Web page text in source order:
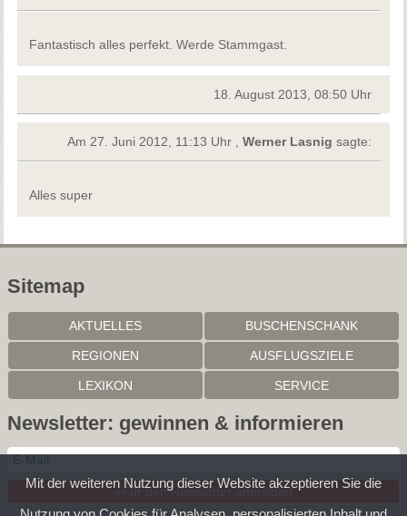
Fantastisch alles perfekt. Werde Stammgast.
18. August 2013, 08:50 Uhr
Am 27. Juni 2012, 11:13 Uhr ,Werner Lasnig sagte:
Alles super
Sitemap
AKTUELLES BUSCHENSCHANK
REGIONEN AUSFLUGSZIELE
LEXIKON SERVICE
Newsletter: gewinnen & informieren
»Für den Newsletter anmelden
Mit der weiteren Nutzung dieser Website akzeptieren Sie die